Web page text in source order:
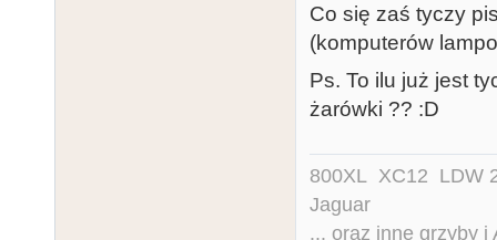
Co się zaś tyczy
(komputerów
Ps. To ilu już jest
żarówki ?? :D
800XL XC12 LDW
Jaguar
... oraz inne grzyby i